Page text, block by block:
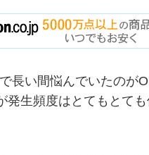
長い間悩んでいたのが
生頻度はとてもとて